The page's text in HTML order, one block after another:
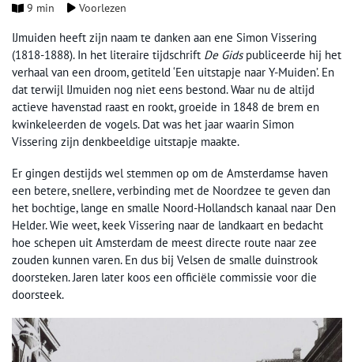
9 min Voorlezen
IJmuiden heeft zijn naam te danken aan ene Simon Vissering
(1818-1888). In het literaire tijdschrift De Gidspubliceerde hij het
verhaal van een droom, getiteld ‘Een uitstapje naar Y-Muiden’. En
dat terwijl IJmuiden nog niet eens bestond. Waar nu de altijd
actieve havenstad raast en rookt, groeide in 1848 de brem en
kwinkeleerden de vogels. Dat was het jaar waarin Simon
Vissering zijn denkbeeldige uitstapje maakte.
Er gingen destijds wel stemmen op om de Amsterdamse haven
een betere, snellere, verbinding met de Noordzee te geven dan
het bochtige, lange en smalle Noord-Hollandsch kanaal naar Den
Helder. Wie weet, keek Vissering naar de landkaart en bedacht
hoe schepen uit Amsterdam de meest directe route naar zee
zouden kunnen varen. En dus bij Velsen de smalle duinstrook
doorsteken. Jaren later koos een officiële commissie voor die
doorsteek.